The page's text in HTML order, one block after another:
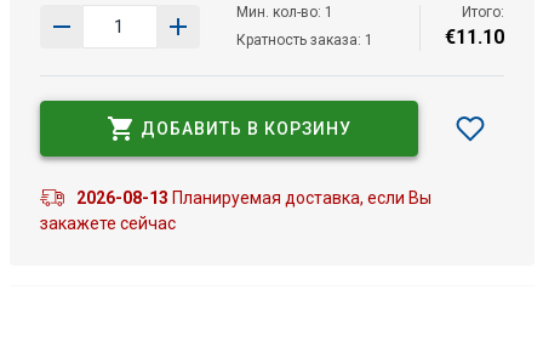
Мин. кол-во: 1
Кратность заказа: 1
Итого:
€11 .10
ДОБАВИТЬ В КОРЗИНУ
2026-08-13 Планируемая доставка, если Вы
закажете сейчас